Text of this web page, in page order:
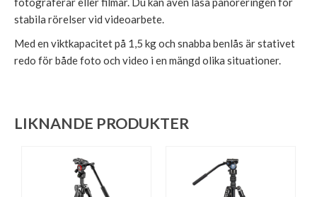
stabila rörelser vid videoarbete.
Med en viktkapacitet på 1,5 kg och snabba benlås är stativet
redo för både foto och video i en mängd olika situationer.
LIKNANDE PRODUKTER